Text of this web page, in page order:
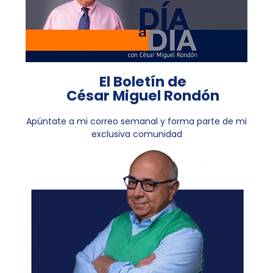
El Boletín de
César Miguel Rondón
Apúntate a mi correo semanal y forma parte de mi
exclusiva comunidad